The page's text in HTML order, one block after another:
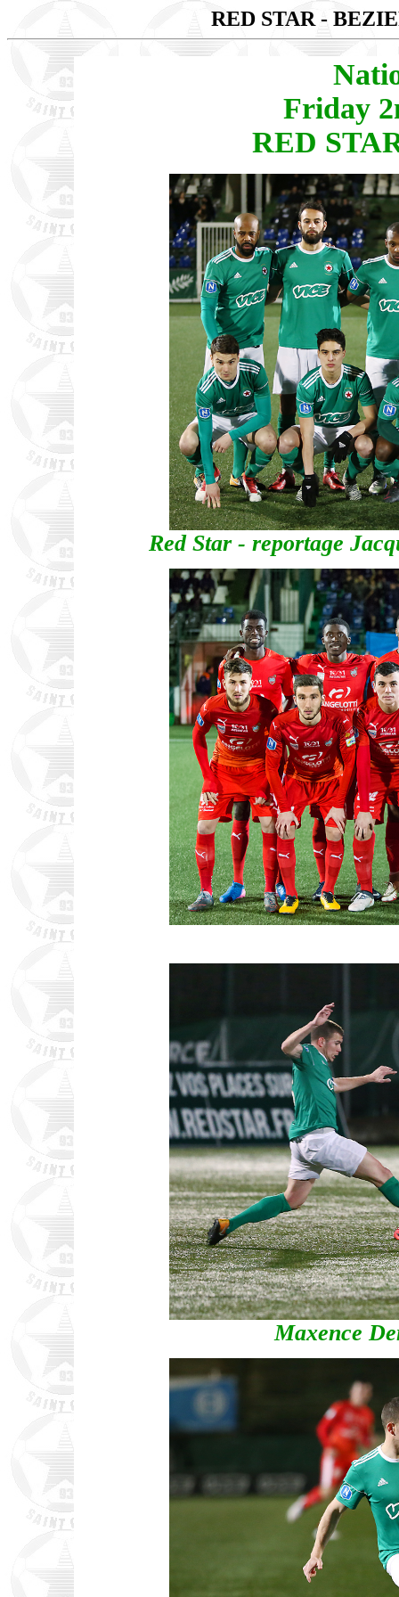
RED STAR -
Friday
RED
Red Star - reportage
Maxence